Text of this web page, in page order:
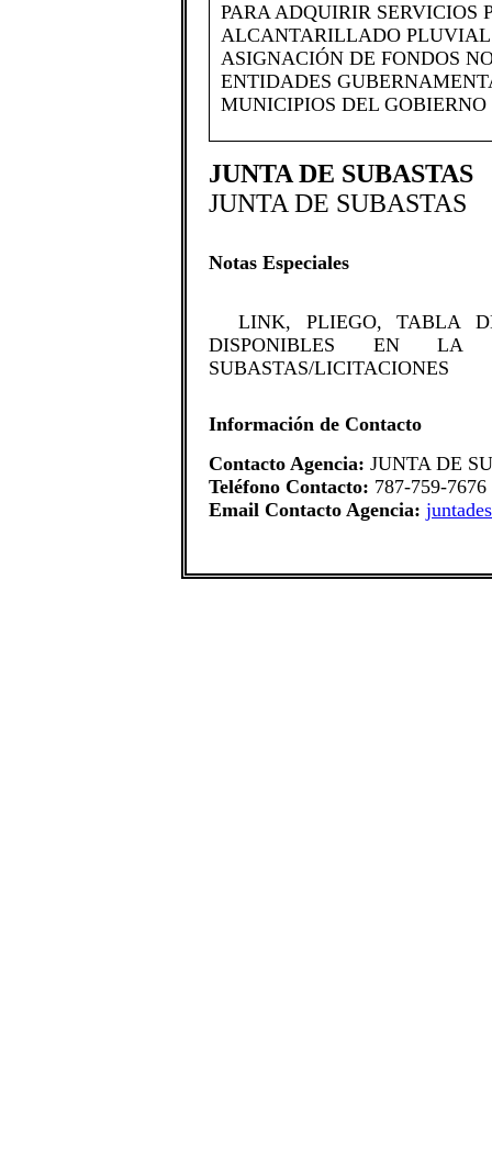
PARA ADQUIRIR SERVICIOS
ALCANTARILLADO PLUVIAL
ASIGNACIÓN DE FONDOS
ENTIDADES
MUNICIPIOS DEL GOBIERNO
JUNTA DE SUBASTAS
JUNTA DE SUBASTAS
Notas Especiales
​​LINK, PLIEGO, TABLA
DISPONIBLES EN
SUBASTAS/LICITACIONES
Información de Contacto
Contacto Agencia: JUNTA DE
Teléfono Contacto: 787-759-7676
Email Contacto Agencia: